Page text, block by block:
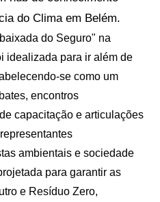
do Clima em Belém.
do Seguro" na
idealizada para ir além de
se como um
encontros
capacitação e articulações
ambientais e sociedade
para garantir as
e Resíduo Zero,